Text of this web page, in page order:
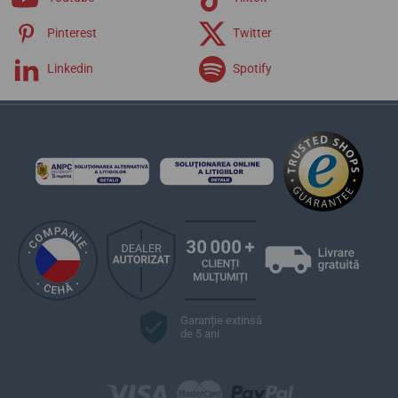
Pinterest Twitter
Linkedin Spotify
Garanție extinsă
de 5 ani